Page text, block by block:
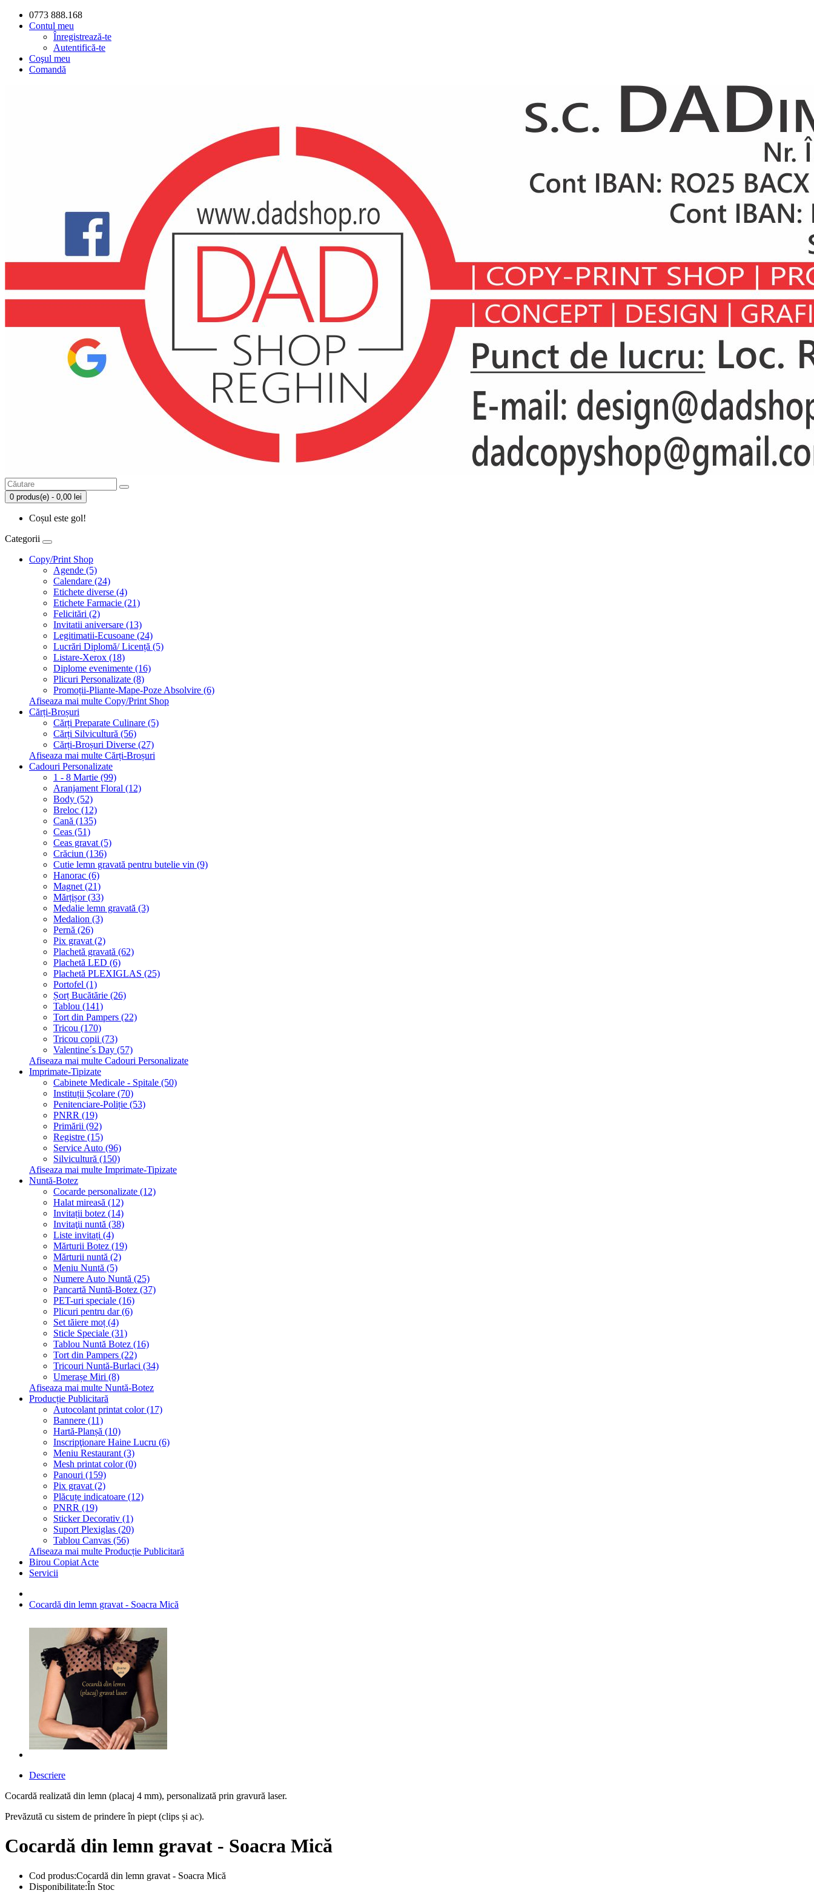
0773 888.168
Contul meu
Înregistrează-te
Autentifică-te
Coşul meu
Comandă
0 produs(e) - 0,00 lei
Coșul este gol!
Categorii
Copy/Print Shop
Agende (5)
Calendare (24)
Etichete diverse (4)
Etichete Farmacie (21)
Felicitări (2)
Invitatii aniversare (13)
Legitimatii-Ecusoane (24)
Lucrări Diplomă/ Licență (5)
Listare-Xerox (18)
Diplome evenimente (16)
Plicuri Personalizate (8)
Promoții-Pliante-Mape-Poze Absolvire (6)
Afiseaza mai multe Copy/Print Shop
Cărți-Broșuri
Cărți Preparate Culinare (5)
Cărți Silvicultură (56)
Cărți-Broșuri Diverse (27)
Afiseaza mai multe Cărți-Broșuri
Cadouri Personalizate
1 - 8 Martie (99)
Aranjament Floral (12)
Body (52)
Breloc (12)
Cană (135)
Ceas (51)
Ceas gravat (5)
Crăciun (136)
Cutie lemn gravată pentru butelie vin (9)
Hanorac (6)
Magnet (21)
Mărțișor (33)
Medalie lemn gravată (3)
Medalion (3)
Pernă (26)
Pix gravat (2)
Plachetă gravată (62)
Plachetă LED (6)
Plachetă PLEXIGLAS (25)
Portofel (1)
Șorț Bucătărie (26)
Tablou (141)
Tort din Pampers (22)
Tricou (170)
Tricou copii (73)
Valentine´s Day (57)
Afiseaza mai multe Cadouri Personalizate
Imprimate-Tipizate
Cabinete Medicale - Spitale (50)
Instituții Școlare (70)
Penitenciare-Poliție (53)
PNRR (19)
Primării (92)
Registre (15)
Service Auto (96)
Silvicultură (150)
Afiseaza mai multe Imprimate-Tipizate
Nuntă-Botez
Cocarde personalizate (12)
Halat mireasă (12)
Invitații botez (14)
Invitaţii nuntă (38)
Liste invitați (4)
Mărturii Botez (19)
Mărturii nuntă (2)
Meniu Nuntă (5)
Numere Auto Nuntă (25)
Pancartă Nuntă-Botez (37)
PET-uri speciale (16)
Plicuri pentru dar (6)
Set tăiere moț (4)
Sticle Speciale (31)
Tablou Nuntă Botez (16)
Tort din Pampers (22)
Tricouri Nuntă-Burlaci (34)
Umerașe Miri (8)
Afiseaza mai multe Nuntă-Botez
Producție Publicitară
Autocolant printat color (17)
Bannere (11)
Hartă-Planșă (10)
Inscripţionare Haine Lucru (6)
Meniu Restaurant (3)
Mesh printat color (0)
Panouri (159)
Pix gravat (2)
Plăcuțe indicatoare (12)
PNRR (19)
Sticker Decorativ (1)
Suport Plexiglas (20)
Tablou Canvas (56)
Afiseaza mai multe Producție Publicitară
Birou Copiat Acte
Servicii
Cocardă din lemn gravat - Soacra Mică
Descriere
Cocardă realizată din lemn (placaj 4 mm), personalizată prin gravură laser.
Prevăzută cu sistem de prindere în piept (clips și ac).
Cocardă din lemn gravat - Soacra Mică
Cod produs:Cocardă din lemn gravat - Soacra Mică
Disponibilitate:În Stoc